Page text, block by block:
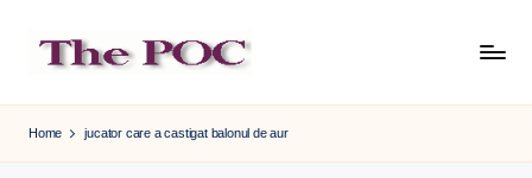
content
Home jucator care a castigat balonul de aur